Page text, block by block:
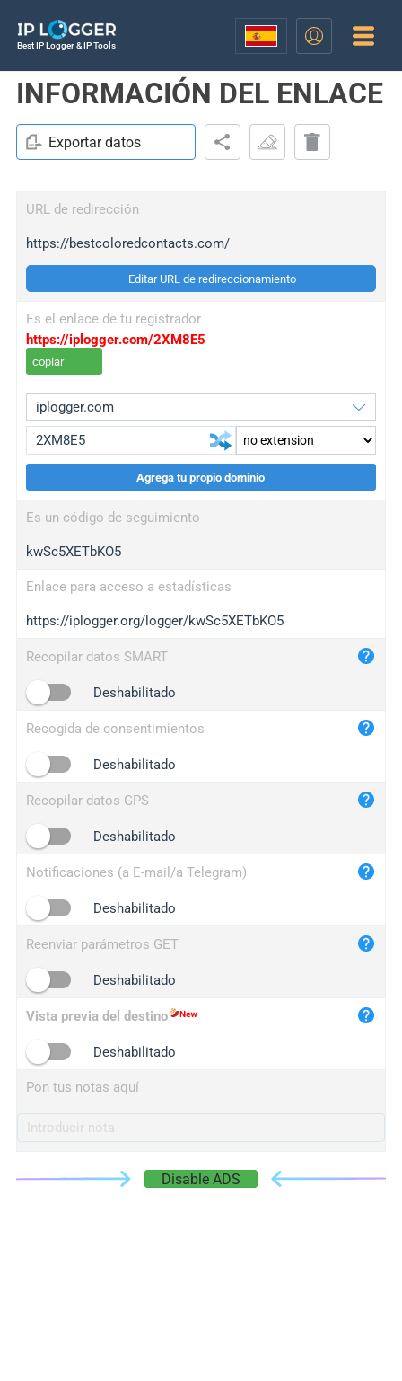
Best IP Logger & IP Tools
INFORMACIÓN DEL ENLACE
Exportar datos
URL de redirección
https://bestcoloredcontacts.com/
Editar URL de redireccionamiento
Es el enlace de tu registrador
https://iplogger.com/2XM8E5
copiar
wl.gl
ed.tc
iplogger.com
maper.info
2no.co
yip.su
iplogger.info
Agrega tu propio dominio
Es un código de seguimiento
kwSc5XETbKO5
Enlace para acceso a estadísticas
https://iplogger.org/logger/kwSc5XETbKO5
Recopilar datos SMART
Deshabilitado
Recogida de consentimientos
Deshabilitado
Recopilar datos GPS
Deshabilitado
Notificaciones (a E-mail/a Telegram)
Deshabilitado
Reenviar parámetros GET
Deshabilitado
Vista previa del destino
Deshabilitado
Pon tus notas aquí
Disable ADS